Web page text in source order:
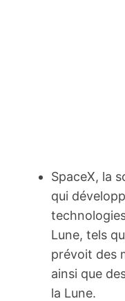
SpaceX, la
qui
Lune, tels
prévoit des
ainsi que
la Lune.